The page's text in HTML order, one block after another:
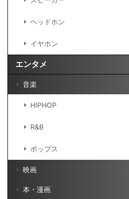
ヘッドホン
イヤホン
エンタメ
音楽
HIPHOP
R&B
ポップス
映画
本・漫画